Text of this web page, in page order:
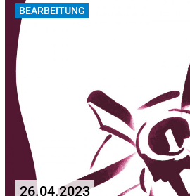
BEARBEITUNG
26.04.2023